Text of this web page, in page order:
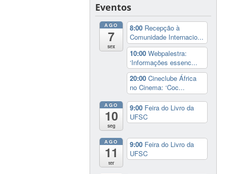
Eventos
AGO
7
sex
8:00 Recepção à
Comunidade Internacio...
10:00Webpalestra:
‘Informações essenc...
20:00Cineclube África
no Cinema: ‘Coc...
AGO
10
seg
9:00 Feira do Livro da
UFSC
AGO
11
ter
9:00 Feira do Livro da
UFSC